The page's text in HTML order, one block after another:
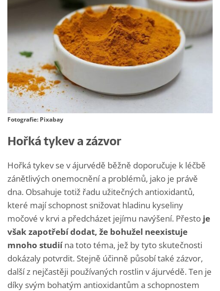
Fotografie: Pixabay
Hořká tykev a zázvor
Hořká tykev se v ájurvédě běžně doporučuje k léčbě
zánětlivých onemocnění a problémů, jako je právě
dna. Obsahuje totiž řadu užitečných antioxidantů,
které mají schopnost snižovat hladinu kyseliny
močové v krvi a předcházet jejímu navýšení. Přesto je
však zapotřebí dodat, že bohužel neexistuje
mnoho studiína toto téma, jež by tyto skutečnosti
dokázaly potvrdit. Stejně účinně působí také zázvor,
další z nejčastěji používaných rostlin v ájurvédě. Ten je
díky svým bohatým antioxidantům a schopnostem